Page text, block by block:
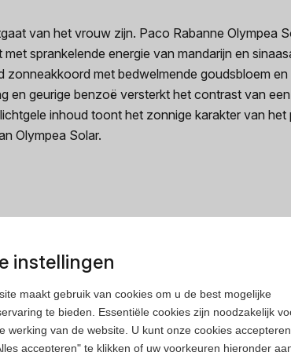
van het vrouw zijn. Paco Rabanne Olympea
sprankelende energie van mandarijn en
met bedwelmende goudsbloem
en geurige benzoë versterkt het contrast van
inhoud toont het zonnige karakter van
Olympea Solar.
instellingen
maakt gebruik van cookies om u de best mogelijke
te bieden. Essentiële cookies zijn noodzakelijk
werking van de website. U kunt onze cookies accepteren
accepteren" te klikken of uw voorkeuren hieronder